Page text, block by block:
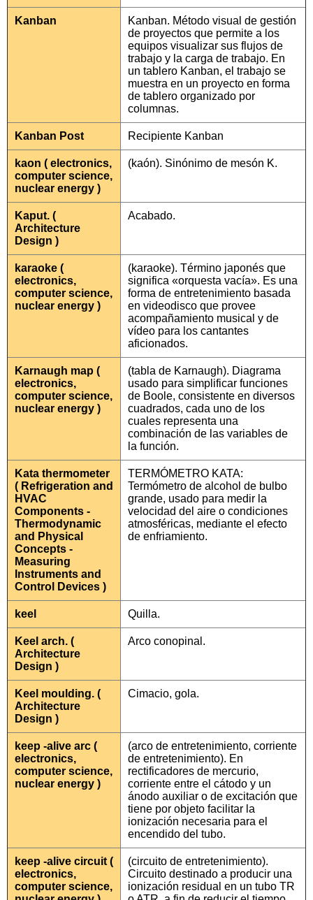
Kanban
Kanban. Método visual de gestión
de proyectos que permite a los
equipos visualizar sus flujos de
trabajo y la carga de trabajo. En
un tablero Kanban, el trabajo se
muestra en un proyecto en forma
de tablero organizado por
columnas.
Kanban Post Recipiente Kanban
kaon ( electronics,
computer science,
nuclear energy )
(kaón). Sinónimo de mesón K.
Kaput. (
Architecture
Design )
Acabado.
karaoke (
electronics,
computer science,
nuclear energy )
(karaoke). Término japonés que
significa «orquesta vacía». Es una
forma de entretenimiento basada
en videodisco que provee
acompañamiento musical y de
vídeo para los cantantes
aficionados.
Karnaugh map (
electronics,
computer science,
nuclear energy )
(tabla de Karnaugh). Diagrama
usado para simplificar funciones
de Boole, consistente en diversos
cuadrados, cada uno de los
cuales representa una
combinación de las variables de
la función.
Kata thermometer
( Refrigeration and
HVAC
Components -
Thermodynamic
and Physical
Concepts -
Measuring
Instruments and
Control Devices )
TERMÓMETRO KATA:
Termómetro de alcohol de bulbo
grande, usado para medir la
velocidad del aire o condiciones
atmosféricas, mediante el efecto
de enfriamiento.
keel Quilla.
Keel arch. (
Architecture
Design )
Arco conopinal.
Keel moulding. (
Architecture
Design )
Cimacio, gola.
keep -alive arc (
electronics,
computer science,
nuclear energy )
(arco de entretenimiento, corriente
de entretenimiento). En
rectificadores de mercurio,
corriente entre el cátodo y un
ánodo auxiliar o de excitación que
tiene por objeto facilitar la
ionización necesaria para el
encendido del tubo.
keep -alive circuit (
electronics,
computer science,
(circuito de entretenimiento).
Circuito destinado a producir una
ionización residual en un tubo TR